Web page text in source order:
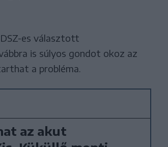
es választott
is súlyos gondot okoz az
a probléma.
az akut